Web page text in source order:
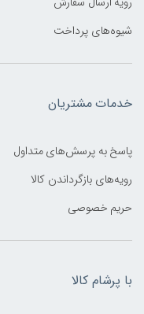
شیوه‌های پرداخت
خدمات مشتریان
پاسخ به پرسش‌های متداول
رویه‌های بازگرداندن کالا
حریم خصوصی
با پرشام کالا